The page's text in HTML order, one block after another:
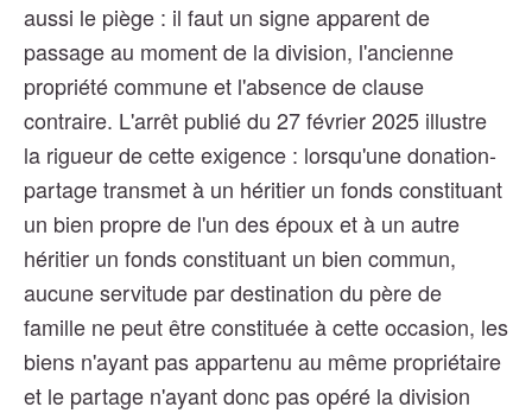
aussi le piège : il faut un signe apparent de
passage au moment de la division, l'ancienne
propriété commune et l'absence de clause
contraire. L'arrêt publié du 27 février 2025 illustre
la rigueur de cette exigence : lorsqu'une donation-
partage transmet à un héritier un fonds constituant
un bien propre de l'un des époux et à un autre
héritier un fonds constituant un bien commun,
aucune servitude par destination du père de
famille ne peut être constituée à cette occasion, les
biens n'ayant pas appartenu au même propriétaire
et le partage n'ayant donc pas opéré la division